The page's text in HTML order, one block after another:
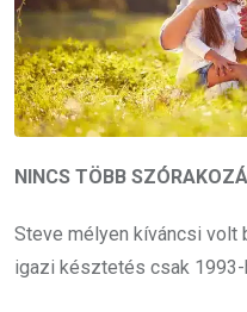
NINCS TÖBB
Steve mélyen kíváncsi volt
igazi késztetés csak 1993-